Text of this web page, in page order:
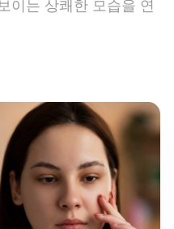
이는 상쾌한 모습을 연